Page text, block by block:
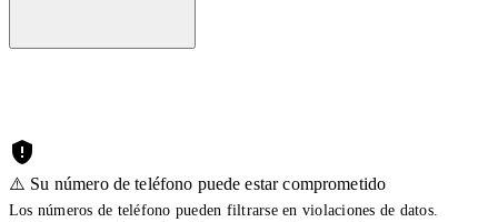
⚠️ Su número de teléfono puede estar comprometido
Los números de teléfono pueden filtrarse en violaciones de datos.